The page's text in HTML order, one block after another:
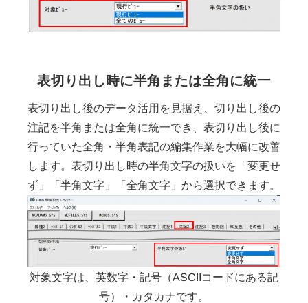
表切り出し時に半角または全角に統一
表切り出し後のデータ活用を見据え、切り出し後の
注記を半角または全角に統一でき、表切り出し後に
行っていた全角・半角表記の編集作業を大幅に改善
します。表切り出し時の半角文字の扱いを「変更せ
ず」「半角文字」「全角文字」から選択できます。
対象文字は、英数字・記号（ASCIIコードにある記
号）・カタカナです。